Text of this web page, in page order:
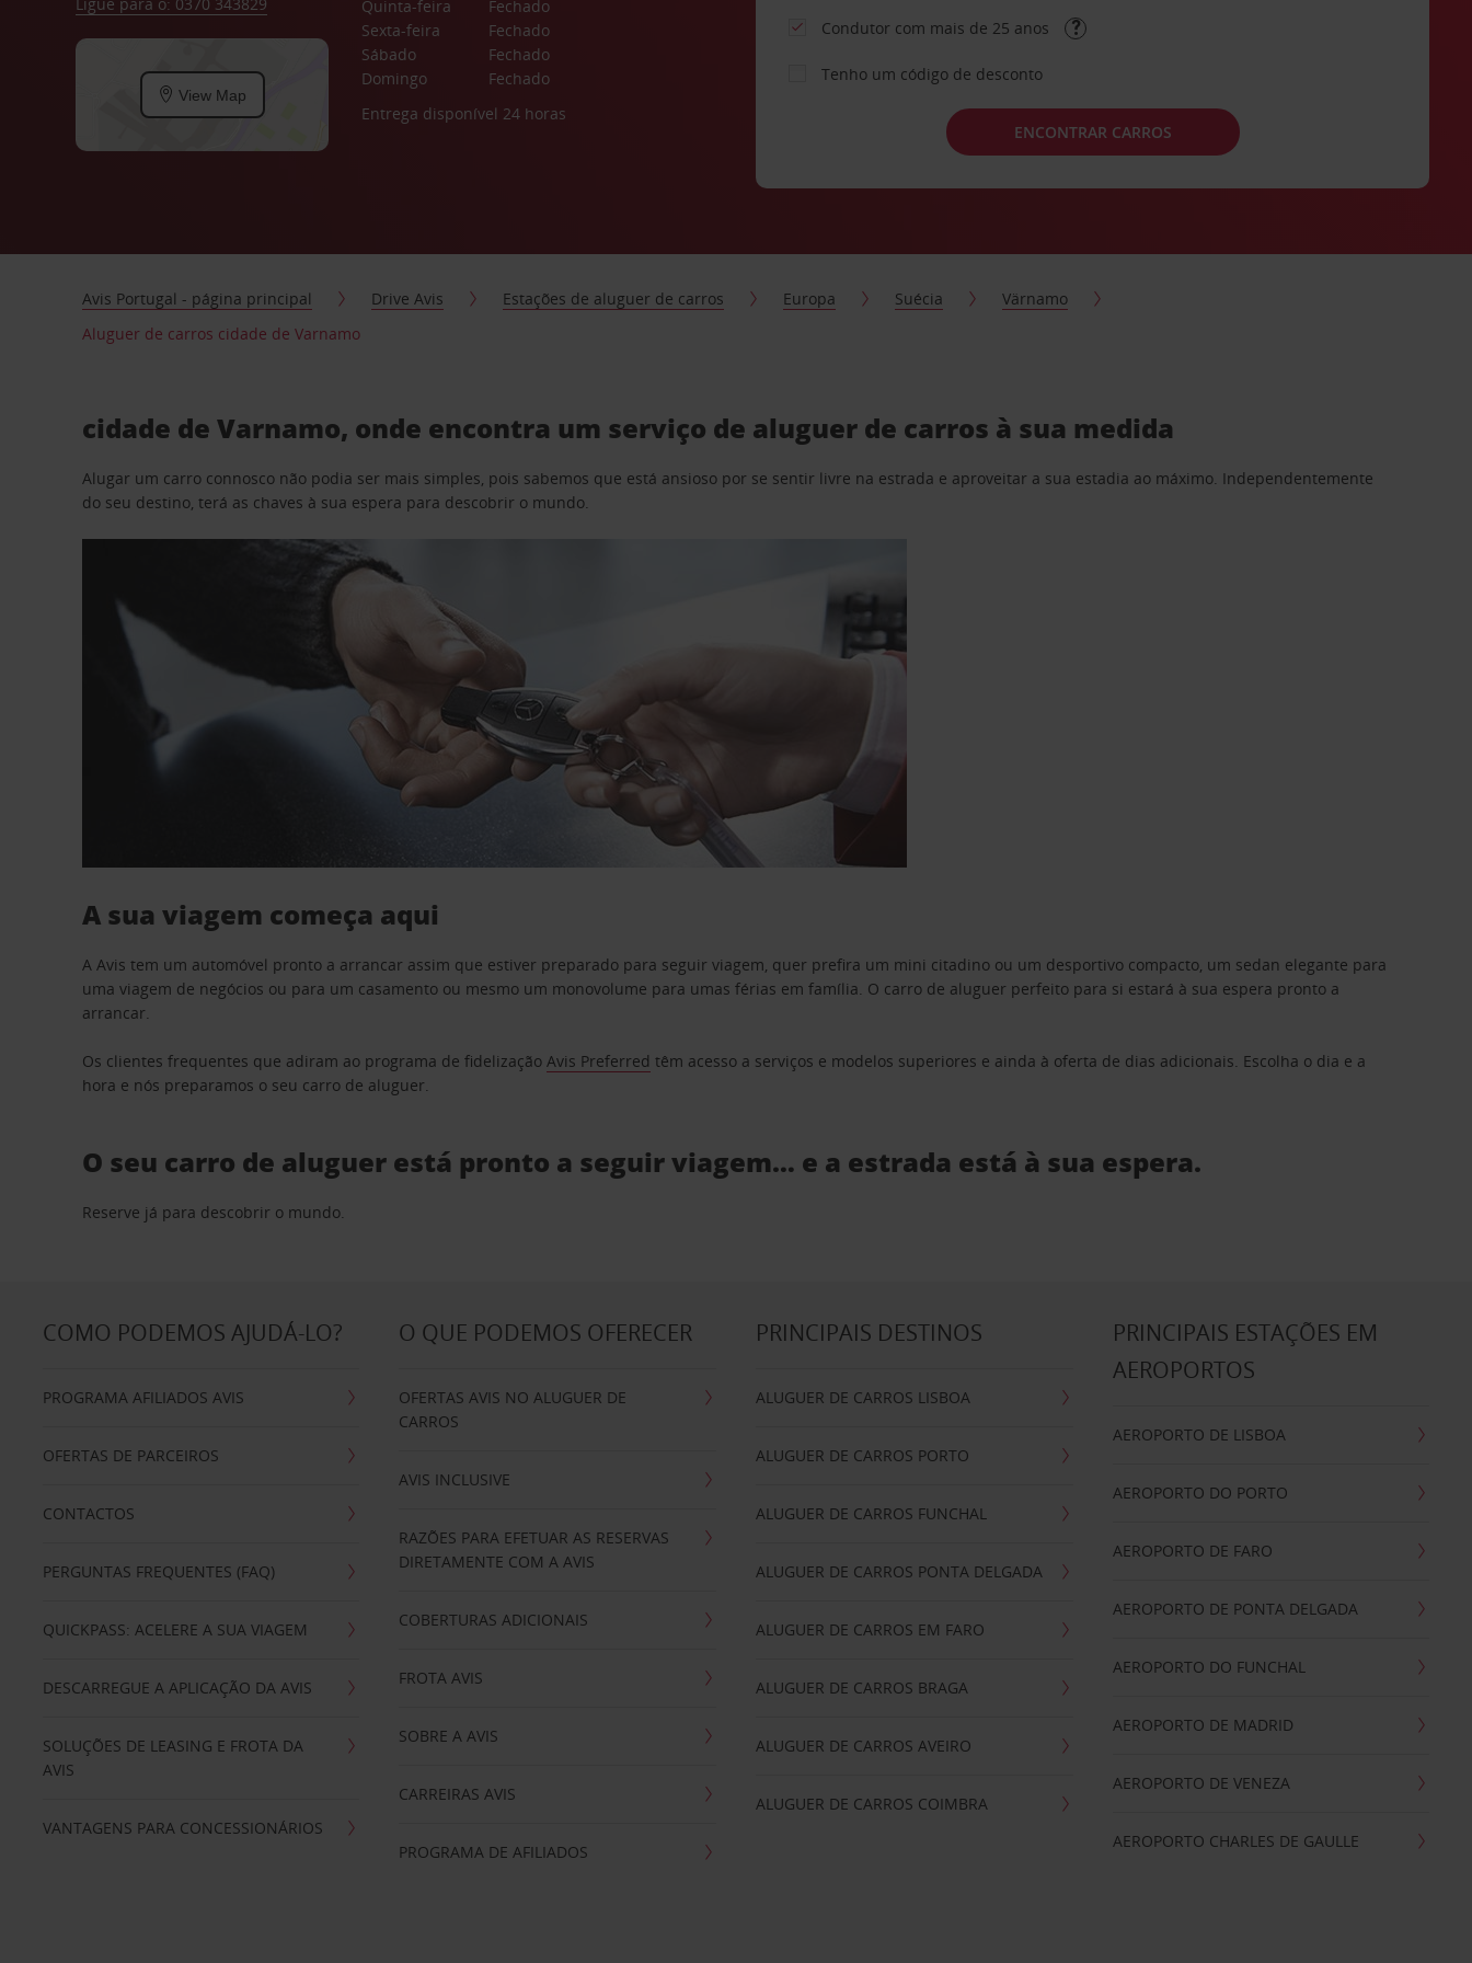
View Map
Quinta-feira
Fechado
Sexta-feira
Fechado
Sábado
Fechado
Domingo
Fechado
Entrega disponível 24 horas
Condutor com mais de 25 anos
Tenho um código de desconto
ENCONTRAR CARROS
Avis Portugal - página principal Drive Avis Estações de aluguer de carros Europa Suécia
Värnamo
Aluguer de carros cidade de Varnamo
cidade de Varnamo, onde encontra um serviço de aluguer de carros à sua medida
Alugar um carro connosco não podia ser mais simples, pois sabemos que está ansioso por se sentir livre na estrada e aproveitar a sua estadia ao máximo. Independentemente
do seu destino, terá as chaves à sua espera para descobrir o mundo.
A sua viagem começa aqui
A Avis tem um automóvel pronto a arrancar assim que estiver preparado para seguir viagem, quer prefira um mini citadino ou um desportivo compacto, um sedan elegante para
uma viagem de negócios ou para um casamento ou mesmo um monovolume para umas férias em família. O carro de aluguer perfeito para si estará à sua espera pronto a
arrancar.
Os clientes frequentes que adiram ao programa de fidelizaçãoAvis Preferred têm acesso a serviços e modelos superiores e ainda à oferta de dias adicionais. Escolha o dia e a
hora e nós preparamos o seu carro de aluguer.
O seu carro de aluguer está pronto a seguir viagem… e a estrada está à sua espera.
Reserve já para descobrir o mundo.
COMO PODEMOS AJUDÁ-LO?
PROGRAMA AFILIADOS AVIS
OFERTAS DE PARCEIROS
CONTACTOS
PERGUNTAS FREQUENTES (FAQ)
QUICKPASS: ACELERE A SUA VIAGEM
DESCARREGUE A APLICAÇÃO DA AVIS
SOLUÇÕES DE LEASING E FROTA DA
AVIS
VANTAGENS PARA CONCESSIONÁRIOS
O QUE PODEMOS OFERECER
OFERTAS AVIS NO ALUGUER DE
CARROS
AVIS INCLUSIVE
RAZÕES PARA EFETUAR AS RESERVAS
DIRETAMENTE COM A AVIS
COBERTURAS ADICIONAIS
FROTA AVIS
SOBRE A AVIS
CARREIRAS AVIS
PROGRAMA DE AFILIADOS
PRINCIPAIS DESTINOS
ALUGUER DE CARROS LISBOA
ALUGUER DE CARROS PORTO
ALUGUER DE CARROS FUNCHAL
ALUGUER DE CARROS PONTA DELGADA
ALUGUER DE CARROS EM FARO
ALUGUER DE CARROS BRAGA
ALUGUER DE CARROS AVEIRO
ALUGUER DE CARROS COIMBRA
PRINCIPAIS ESTAÇÕES EM
AEROPORTOS
AEROPORTO DE LISBOA
AEROPORTO DO PORTO
AEROPORTO DE FARO
AEROPORTO DE PONTA DELGADA
AEROPORTO DO FUNCHAL
AEROPORTO DE MADRID
AEROPORTO DE VENEZA
AEROPORTO CHARLES DE GAULLE